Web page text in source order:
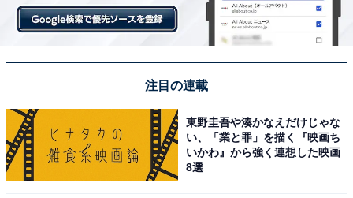
と同居するための二世帯住宅に実家を建て替えて住むの
がいいと思っています」と計画を話してくれました。
【おすすめ記事】
注目の連載
東野圭吾や湊かなえだけじゃな
い、「業と罪」を描く『映画ち
いかわ』から強く連想した映画
8選